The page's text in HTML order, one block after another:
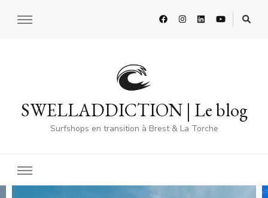
SWELLADDICTION | Le blog
Surfshops en transition à Brest & La Torche